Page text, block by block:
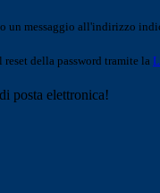
un messaggio all'indirizzo
della password tramite la
posta elettronica!